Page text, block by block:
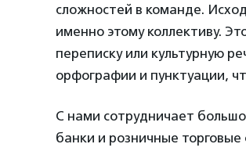
сложностей в команде.
именно этому коллективу.
переписку или культурную
орфографии и пунктуации,
С нами сотрудничает
банки и розничные торговые